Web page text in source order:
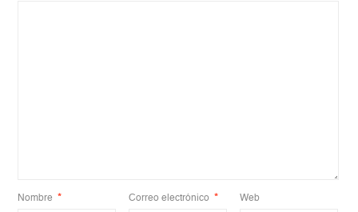
Nombre * Correo electrónico * Web